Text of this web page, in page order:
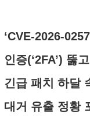
‘CVE-2026-
인증(‘2FA’) 뚫
긴급 패치 하달
대거 유출 정황